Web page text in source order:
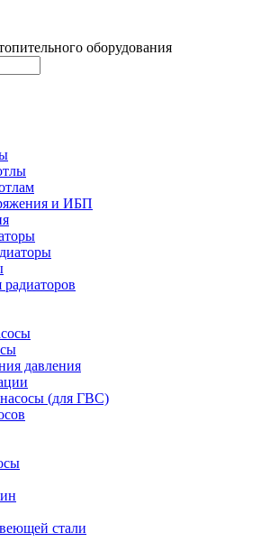
оборудования
и ИБП
давления
(для ГВС)
стали